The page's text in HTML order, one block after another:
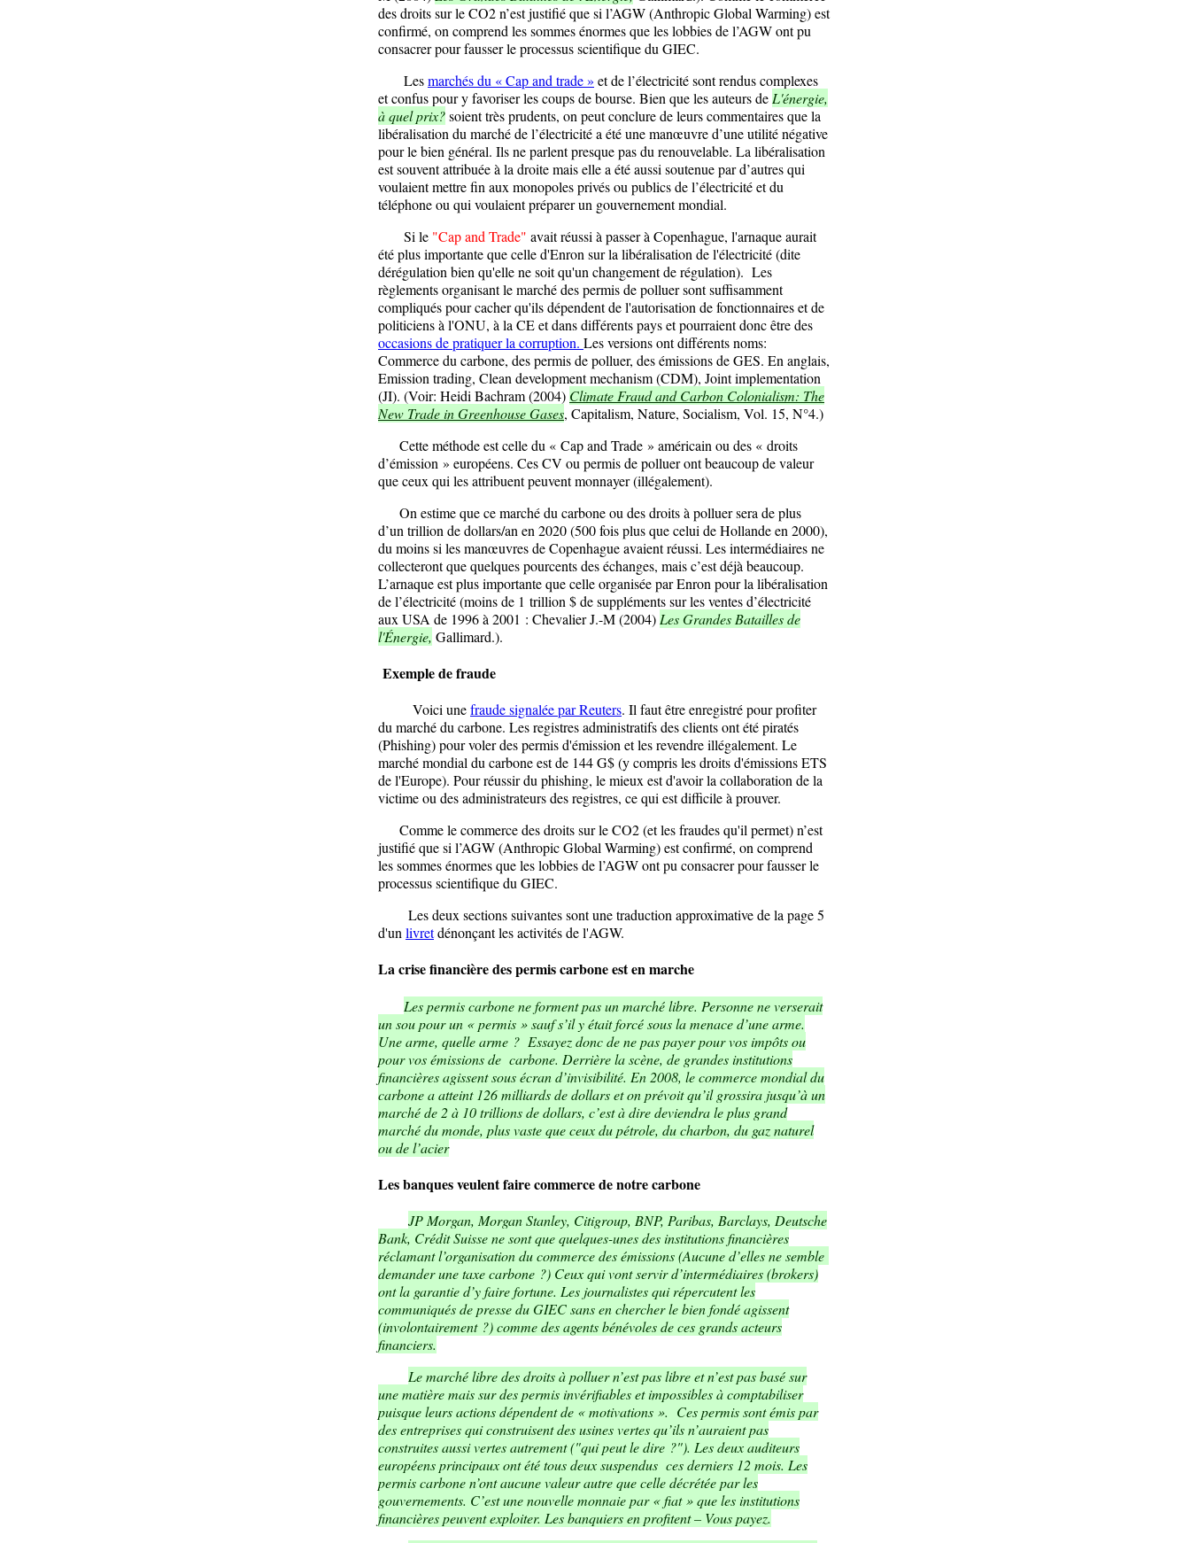
des droits sur le CO2 n’est justifié que si l’AGW (Anthropic Global Warming) est
confirmé, on comprend les sommes énormes que les lobbies de l’AGW ont pu
consacrer pour fausser le processus scientifique du GIEC.
Lesmarchés du « Cap and trade » et de l’électricité sont rendus complexes
et confus pour y favoriser les coups de bourse. Bien que les auteurs de L'énergie,
à quel prix?soient très prudents, on peut conclure de leurs commentaires que la
libéralisation du marché de l’électricité a été une manœuvre d’une utilité négative
pour le bien général. Ils ne parlent presque pas du renouvelable. La libéralisation
est souvent attribuée à la droite mais elle a été aussi soutenue par d’autres qui
voulaient mettre fin aux monopoles privés ou publics de l’électricité et du
téléphone ou qui voulaient préparer un gouvernement mondial.
Si le "Cap and Trade" avait réussi à passer à Copenhague, l'arnaque aurait
été plus importante que celle d'Enron sur la libéralisation de l'électricité (dite
dérégulation bien qu'elle ne soit qu'un changement de régulation). Les
règlements organisant le marché des permis de polluer sont suffisamment
compliqués pour cacher qu'ils dépendent de l'autorisation de fonctionnaires et de
politiciens à l'ONU, à la CE et dans différents pays et pourraient donc être des
occasions de pratiquer la corruption. Les versions ont différents noms:
Commerce du carbone, des permis de polluer, des émissions de GES. En anglais,
Emission trading, Clean development mechanism (CDM), Joint implementation
(JI). (Voir: Heidi Bachram (2004) Climate Fraud and Carbon Colonialism: The
New Trade in Greenhouse Gases, Capitalism, Nature, Socialism, Vol. 15, N°4.)
Cette méthode est celle du « Cap and Trade » américain ou des « droits
d’émission » européens. Ces CV ou permis de polluer ont beaucoup de valeur
que ceux qui les attribuent peuvent monnayer (illégalement).
On estime que ce marché du carbone ou des droits à polluer sera de plus
d’un trillion de dollars/an en 2020 (500 fois plus que celui de Hollande en 2000),
du moins si les manœuvres de Copenhague avaient réussi. Les intermédiaires ne
collecteront que quelques pourcents des échanges, mais c’est déjà beaucoup.
L’arnaque est plus importante que celle organisée par Enron pour la libéralisation
de l’électricité (moins de 1 trillion $ de suppléments sur les ventes d’électricité
aux USA de 1996 à 2001 : Chevalier J.-M (2004) Les Grandes Batailles de
l'Énergie, Gallimard.).
Exemple de fraude
Voici unefraude signalée par Reuters. Il faut être enregistré pour profiter
du marché du carbone. Les registres administratifs des clients ont été piratés
(Phishing) pour voler des permis d'émission et les revendre illégalement. Le
marché mondial du carbone est de 144 G$ (y compris les droits d'émissions ETS
de l'Europe). Pour réussir du phishing, le mieux est d'avoir la collaboration de la
victime ou des administrateurs des registres, ce qui est difficile à prouver.
Comme le commerce des droits sur le CO2 (et les fraudes qu'il permet) n’est
justifié que si l’AGW (Anthropic Global Warming) est confirmé, on comprend
les sommes énormes que les lobbies de l’AGW ont pu consacrer pour fausser le
processus scientifique du GIEC.
Les deux sections suivantes sont une traduction approximative de la page 5
d'un livretdénonçant les activités de l'AGW.
La crise financière des permis carbone est en marche
Les permis carbone ne forment pas un marché libre. Personne ne verserait
un sou pour un « permis » sauf s’il y était forcé sous la menace d’une arme.
Une arme, quelle arme ? Essayez donc de ne pas payer pour vos impôts ou
pour vos émissions de carbone. Derrière la scène, de grandes institutions
financières agissent sous écran d’invisibilité. En 2008, le commerce mondial du
carbone a atteint 126 milliards de dollars et on prévoit qu’il grossira jusqu’à un
marché de 2 à 10 trillions de dollars, c’est à dire deviendra le plus grand
marché du monde, plus vaste que ceux du pétrole, du charbon, du gaz naturel
ou de l’acier
Les banques veulent faire commerce de notre carbone
JP Morgan, Morgan Stanley, Citigroup, BNP, Paribas, Barclays, Deutsche
Bank, Crédit Suisse ne sont que quelques-unes des institutions financières
réclamant l’organisation du commerce des émissions (Aucune d’elles ne semble
demander une taxe carbone ?) Ceux qui vont servir d’intermédiaires (brokers)
ont la garantie d’y faire fortune. Les journalistes qui répercutent les
communiqués de presse du GIEC sans en chercher le bien fondé agissent
(involontairement ?) comme des agents bénévoles de ces grands acteurs
financiers.
Le marché libre des droits à polluer n’est pas libre et n’est pas basé sur
une matière mais sur des permis invérifiables et impossibles à comptabiliser
puisque leurs actions dépendent de « motivations ». Ces permis sont émis par
des entreprises qui construisent des usines vertes qu’ils n’auraient pas
construites aussi vertes autrement ("qui peut le dire ?"). Les deux auditeurs
européens principaux ont été tous deux suspendus ces derniers 12 mois. Les
permis carbone n’ont aucune valeur autre que celle décrétée par les
gouvernements. C’est une nouvelle monnaie par « fiat » que les institutions
financières peuvent exploiter. Les banquiers en profitent – Vous payez.